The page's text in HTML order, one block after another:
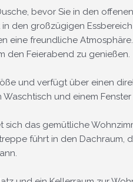
bevor Sie in den
den großzügigen
eine freundliche
den Feierabend zu genießen.
und verfügt über einen
und einem
das gemütliche
führt in den Dachraum,